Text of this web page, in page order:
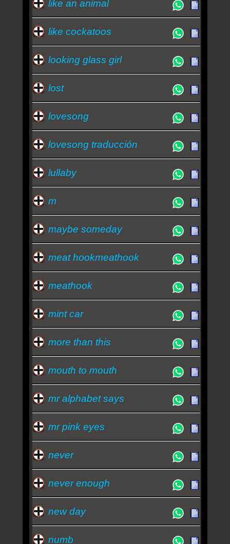
like an animal
like cockatoos
looking glass girl
lost
lovesong
lovesong traducción
lullaby
m
maybe someday
meat hookmeathook
meathook
mint car
more than this
mouth to mouth
mr alphabet says
mr pink eyes
never
never enough
new day
numb